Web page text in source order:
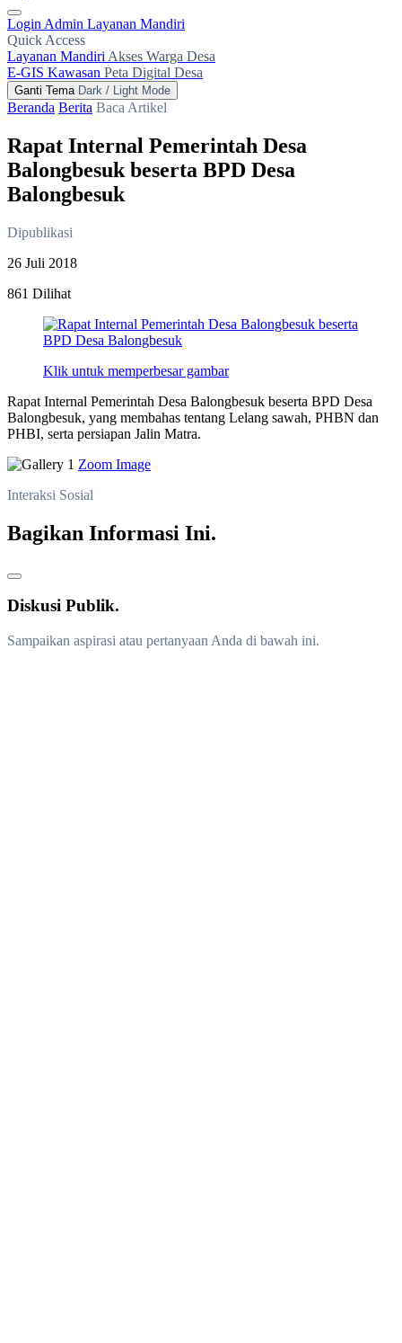
Login Admin Layanan Mandiri
Quick Access
Layanan Mandiri Akses Warga Desa
E-GIS Kawasan Peta Digital Desa
Ganti Tema Dark / Light Mode
Beranda Berita Baca Artikel
Rapat Internal Pemerintah Desa
Balongbesuk beserta BPD Desa
Balongbesuk
Dipublikasi
26 Juli 2018
861 Dilihat
Klik untuk memperbesar gambar
Rapat Internal Pemerintah Desa Balongbesuk beserta BPD Desa
Balongbesuk, yang membahas tentang Lelang sawah, PHBN dan
PHBI, serta persiapan Jalin Matra.
Zoom Image
Interaksi Sosial
Bagikan Informasi Ini.
Diskusi Publik.
Sampaikan aspirasi atau pertanyaan Anda di bawah ini.